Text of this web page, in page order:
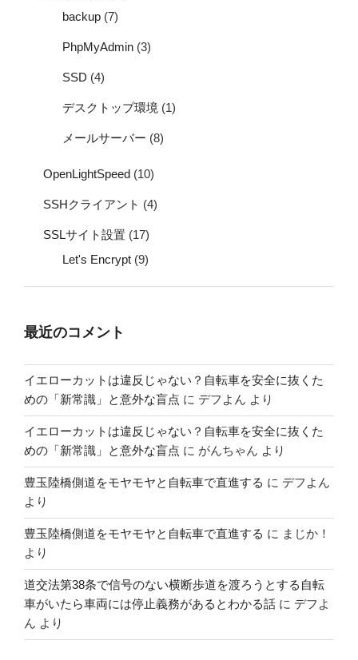
backup (7)
PhpMyAdmin (3)
SSD (4)
デスクトップ環境 (1)
メールサーバー (8)
OpenLightSpeed (10)
SSHクライアント (4)
SSLサイト設置 (17)
Let's Encrypt (9)
最近のコメント
イエローカットは違反じゃない？自転車を安全に抜くた
めの「新常識」と意外な盲点 に デフよん より
イエローカットは違反じゃない？自転車を安全に抜くた
めの「新常識」と意外な盲点 に がんちゃん より
豊玉陸橋側道をモヤモヤと自転車で直進する に デフよん
より
豊玉陸橋側道をモヤモヤと自転車で直進する に まじか！
より
道交法第38条で信号のない横断歩道を渡ろうとする自転
車がいたら車両には停止義務があるとわかる話 に デフよ
ん より